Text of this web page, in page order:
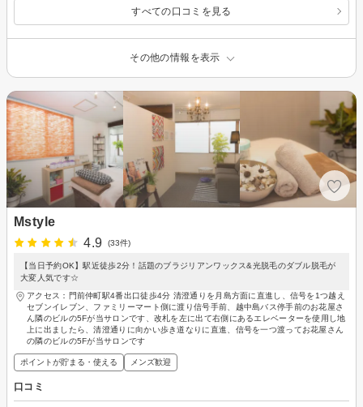
すべての口コミを見る
その他の情報を表示
Mstyle
4.9
(33件)
【当日予約OK】駅近徒歩2分！話題のブラジリアンワックス&光脱毛のダブル脱毛が
大変人気です☆
アクセス：門前仲町駅4番出口徒歩4分 清澄通りを月島方面に直進し、信号を1つ越え
セブンイレブン、ファミリーマート側に渡り信号手前、越中島バス停手前のお花屋さ
ん隣のビルの5Fが当サロンです、改札を左に出て右側にあるエレベーターを使用し地
上に出ましたら、清澄通りに向かい歩き道なりに直進、信号を一つ渡ってお花屋さん
の隣のビルの5Fが当サロンです
ポイントが貯まる・使える メンズ歓迎
口コミ